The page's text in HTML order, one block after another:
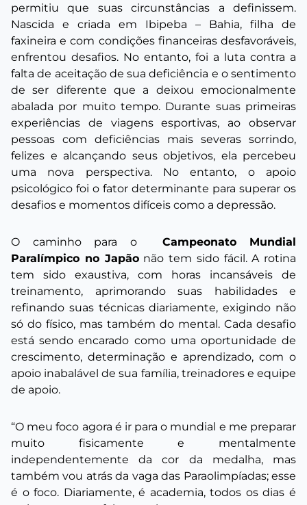
permitiu que suas circunstâncias a definissem.
Nascida e criada em Ibipeba – Bahia, filha de
faxineira e com condições financeiras desfavoráveis,
enfrentou desafios. No entanto, foi a luta contra a
falta de aceitação de sua deficiência e o sentimento
de ser diferente que a deixou emocionalmente
abalada por muito tempo. Durante suas primeiras
experiências de viagens esportivas, ao observar
pessoas com deficiências mais severas sorrindo,
felizes e alcançando seus objetivos, ela percebeu
uma nova perspectiva. No entanto, o apoio
psicológico foi o fator determinante para superar os
desafios e momentos difíceis como a depressão.
O caminho para o
Campeonato Mundial
Paralímpico no Japão não tem sido fácil. A rotina
tem sido exaustiva, com horas incansáveis de
treinamento, aprimorando suas habilidades e
refinando suas técnicas diariamente, exigindo não
só do físico, mas também do mental. Cada desafio
está sendo encarado como uma oportunidade de
crescimento, determinação e aprendizado, com o
apoio inabalável de sua família, treinadores e equipe
de apoio.
“O meu foco agora é ir para o mundial e me preparar
muito fisicamente e mentalmente
independentemente da cor da medalha, mas
também vou atrás da vaga das Paraolimpíadas; esse
é o foco. Diariamente, é academia, todos os dias é